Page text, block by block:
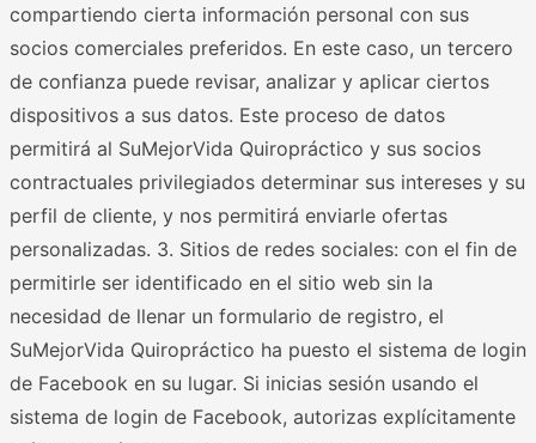
compartiendo cierta información personal con sus
socios comerciales preferidos. En este caso, un tercero
de confianza puede revisar, analizar y aplicar ciertos
dispositivos a sus datos. Este proceso de datos
permitirá al SuMejorVida Quiropráctico y sus socios
contractuales privilegiados determinar sus intereses y su
perfil de cliente, y nos permitirá enviarle ofertas
personalizadas. 3. Sitios de redes sociales: con el fin de
permitirle ser identificado en el sitio web sin la
necesidad de llenar un formulario de registro, el
SuMejorVida Quiropráctico ha puesto el sistema de login
de Facebook en su lugar. Si inicias sesión usando el
sistema de login de Facebook, autorizas explícitamente